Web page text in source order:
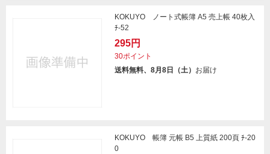
KOKUYO ノート式帳簿 A5 売上帳 40枚入
ﾁ-52
295円
30ポイント
送料無料、8月8日（土） お届け
KOKUYO 帳簿 元帳 B5 上質紙 200頁 ﾁ-20
0